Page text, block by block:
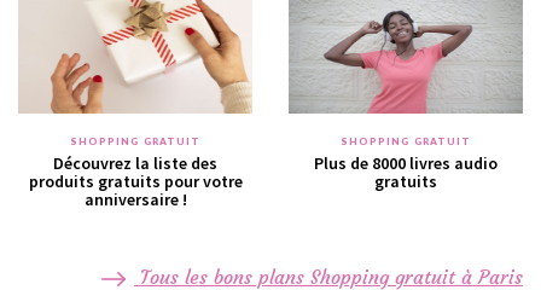
SHOPPING GRATUIT
Découvrez la liste des
produits gratuits pour votre
anniversaire !
SHOPPING GRATUIT
Plus de 8000 livres audio
gratuits
Tous les bons plans Shopping gratuit à Paris